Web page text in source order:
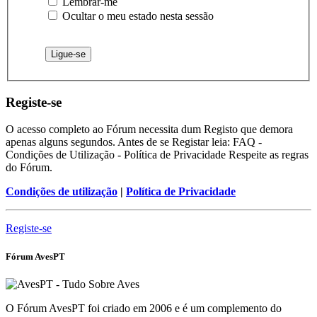
Ocultar o meu estado nesta sessão
Registe-se
O acesso completo ao Fórum necessita dum Registo que demora
apenas alguns segundos. Antes de se Registar leia: FAQ -
Condições de Utilização - Política de Privacidade Respeite as regras
do Fórum.
Condições de utilização | Política de Privacidade
Registe-se
Fórum AvesPT
O Fórum AvesPT foi criado em 2006 e é um complemento do